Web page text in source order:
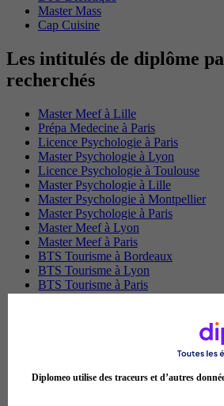
Master Mass
Cap Cuisine
Les intitulés de diplôme
recherchés
Master Meef à Lille
Prépa Medecine à Paris
Licence Psychologie à Paris
Master Psychologie à Lyon
Licence Psychologie à Toulouse
Master Psychologie à Lille
Master Psychologie à Montpellier
Master Psychologie à Paris
Master Meef à Lyon
Master Meef à Paris
BTS Tourisme à Bordeaux
BTS Tourisme à Lyon
BTS Tourisme à Paris
BTS Communication à Bordeaux
Master Psychologie à Angers
BTS Ndrc à Lyon
Diplomeo utilise des traceurs et d’autres